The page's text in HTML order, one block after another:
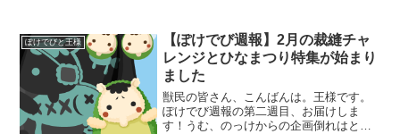
ョンコンテストへのエントリー、ありが
とうございました！
ぽけでびと王様
【ぽけでび週報】2月の裁縫チャ
レンジとひなまつり特集が始まり
ました
獣民の皆さん、こんばんは。王様です。
ぽけでび週報の第二週目、お届けしま
す！うむ、のっけからの企画倒れはとり